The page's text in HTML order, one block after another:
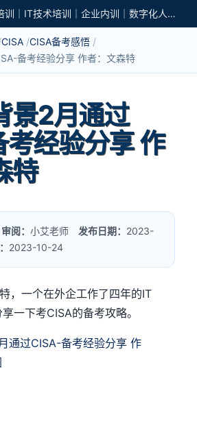
艾威培训｜职业认证培训｜IT技术培训｜企业内训｜数字化人才培养
CISA CISA备考感悟
备考经验分享 作者：文森特
景2月通过
经验分享 作
特
审阅：小艾老师 发布日期： 2023-
2023-10-24
，一个在外企工作了四年的IT
一下考CISA的备考攻略。